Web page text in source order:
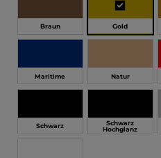
Braun Gold
Maritime Natur
Schwarz
Schwarz
Hochglanz